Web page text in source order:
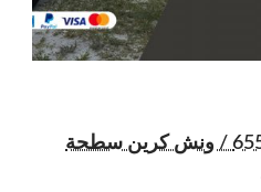
ونش الضباعية / 65557275 / ونش كرين سطحة